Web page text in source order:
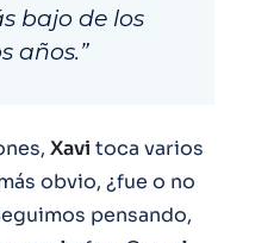
bajo de los
años.”
Xavi toca varios
obvio, ¿fue o no
pensando,